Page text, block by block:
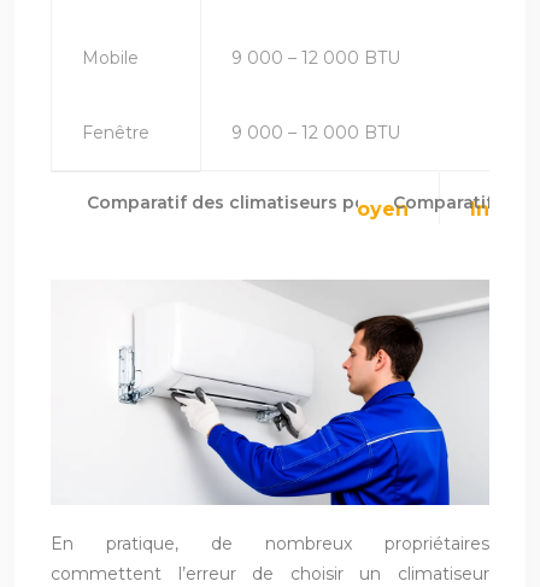
Comparatif des
Mobile 9 000 – 12 000 BTU
Fenêtre 9 000 – 12 000 BTU
En pratique, de nombreux propriétaires
commettent l’erreur de choisir un climatiseur